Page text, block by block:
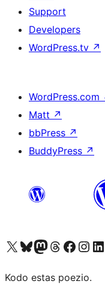
Support
Developers
WordPress.tv ↗
WordPress.com
Matt ↗
bbPress ↗
BuddyPress ↗
Visit our X (formerly Twitter) account
Visit our Bluesky account
Visit our Mastodon account
Visit our Threads account
Visit our Facebook page
Visit ourVisit
Kodo estas poezio.